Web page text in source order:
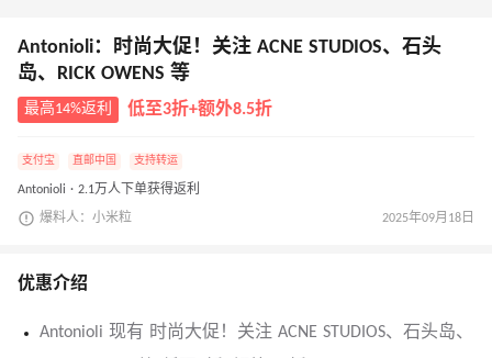
Antonioli：时尚大促！关注 ACNE STUDIOS、石头
岛、RICK OWENS 等
最高14%返利 低至3折+额外8.5折
支付宝 直邮中国 支持转运
Antonioli · 2.1万人下单获得返利
爆料人：小米粒 2025年09月18日
优惠介绍
Antonioli 现有 时尚大促！关注 ACNE STUDIOS、石头岛、